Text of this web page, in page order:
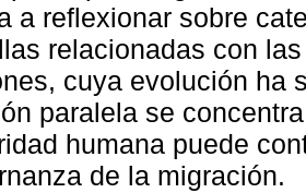
a reflexionar sobre
relacionadas con
cuya evolución ha
paralela se
humana puede
de la migración.